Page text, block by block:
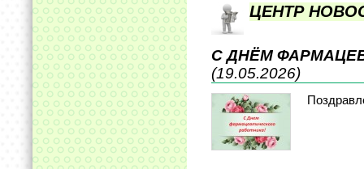
ЦЕНТР
С ДНЁМ
(19.05.2026)